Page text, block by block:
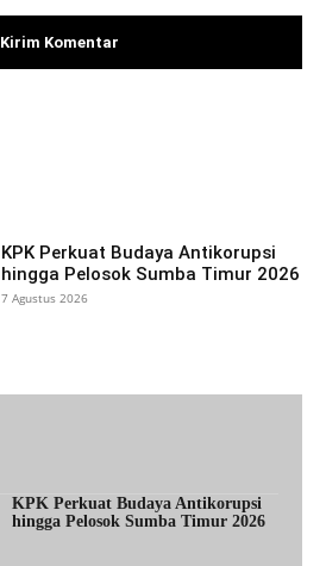
KPK Perkuat Budaya Antikorupsi
hingga Pelosok Sumba Timur 2026
7 Agustus 2026
KPK Perkuat Budaya Antikorupsi
hingga Pelosok Sumba Timur 2026